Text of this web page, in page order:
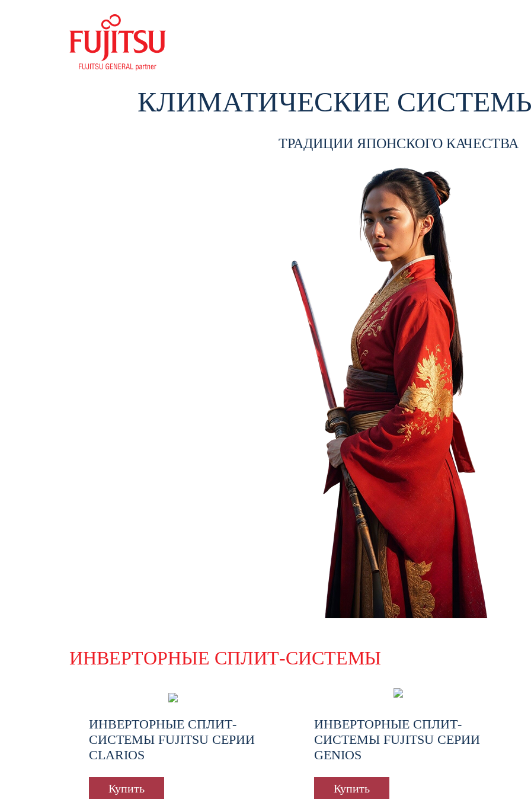
КЛИМАТИЧЕСКИЕ СИСТЕМЫ
ТРАДИЦИИ ЯПОНСКОГО КАЧЕСТВА
ИНВЕРТОРНЫЕ СПЛИТ-СИСТЕМЫ
ИНВЕРТОРНЫЕ СПЛИТ-
СИСТЕМЫ FUJITSU СЕРИИ
CLARIOS
Купить
ИНВЕРТОРНЫЕ СПЛИТ-
СИСТЕМЫ FUJITSU СЕРИИ
GENIOS
Купить